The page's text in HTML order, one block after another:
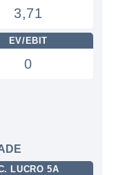
3,71
EV/EBIT
0
LUCRO 5A